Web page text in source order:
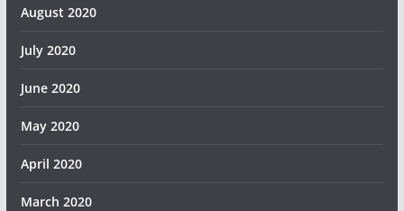
August 2020
July 2020
June 2020
May 2020
April 2020
March 2020